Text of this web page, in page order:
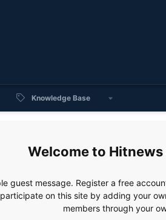
Knowledge Base
Hitnews
guest message. Register a free
on this site by adding your
members through your